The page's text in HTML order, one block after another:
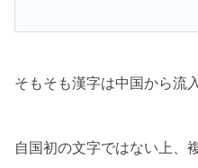
そもそも漢字は中国から流
自国初の文字ではない上、